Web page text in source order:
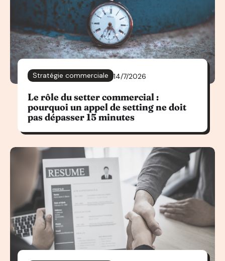
Stratégie commerciale 14/7/2026
Le rôle du setter commercial :
pourquoi un appel de setting ne doit
pas dépasser 15 minutes